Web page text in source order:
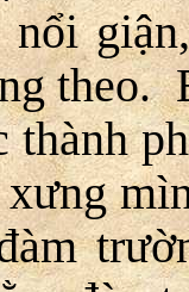
nổi
theo.
thành